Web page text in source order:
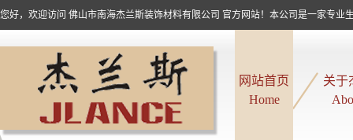
您好，欢迎访问 佛山市南海杰兰斯装饰材料有限公司 官方网站！本公司是一家专
网站首页
Home
关于